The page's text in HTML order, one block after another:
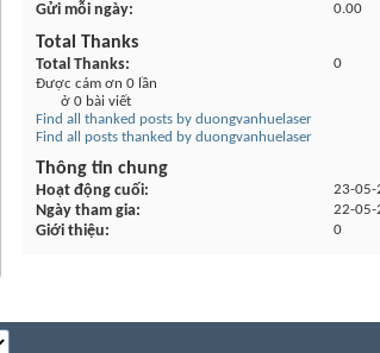
Gửi mỗi ngày 0.00
Total Thanks
Total Thanks
0
Được cám ơn 0 lần
ở 0 bài viết
Find all thanked posts by duongvanhuelaser
Find all posts thanked by duongvanhuelaser
Thông tin chung
Hoạt động cuối 23-05-
Ngày tham gia 22-05-
Giới thiệu 0